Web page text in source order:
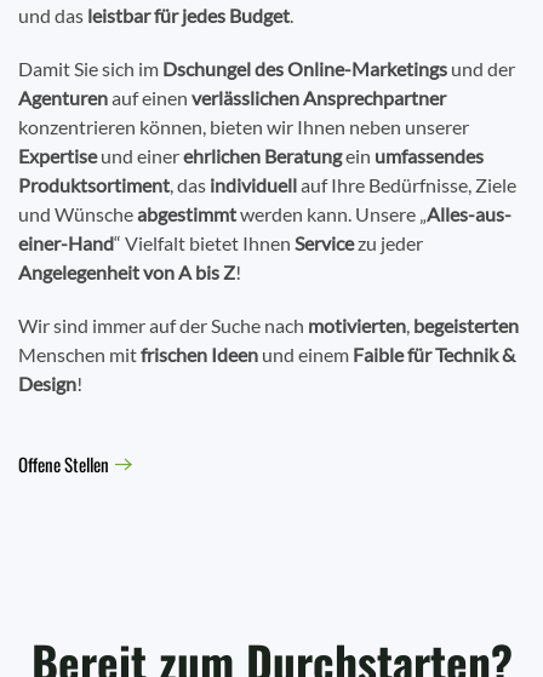
und das leistbar für jedes Budget.
Damit Sie sich im Dschungel des Online-Marketings und der
Agenturenauf einen verlässlichen Ansprechpartner
konzentrieren können, bieten wir Ihnen neben unserer
Expertiseund einerehrlichen Beratungein umfassendes
Produktsortiment, das individuellauf Ihre Bedürfnisse, Ziele
und Wünscheabgestimmtwerden kann. Unsere „Alles-aus-
einer-Hand“ Vielfalt bietet Ihnen Servicezu jeder
Angelegenheit von A bis Z!
Wir sind immer auf der Suche nach motivierten, begeisterten
Menschen mitfrischen Ideen und einem Faible für Technik &
Design!
Offene Stellen
Bereit zum Durchstarten?